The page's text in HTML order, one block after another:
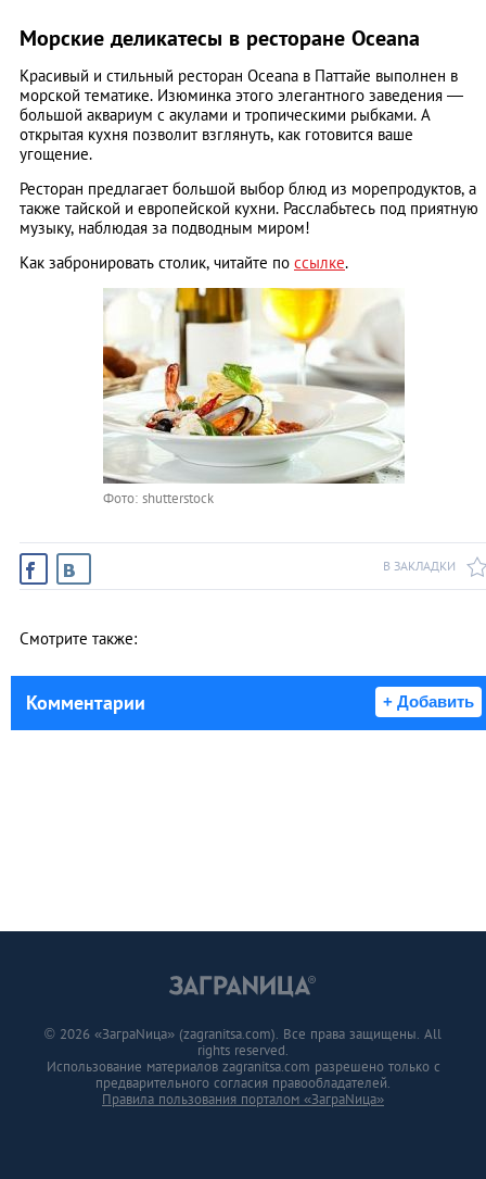
Морские деликатесы в ресторане Oceana
Красивый и стильный ресторан Oceana в Паттайе выполнен в
морской тематике. Изюминка этого элегантного заведения ―
большой аквариум с акулами и тропическими рыбками. А
открытая кухня позволит взглянуть, как готовится ваше
угощение.
Ресторан предлагает большой выбор блюд из морепродуктов, а
также тайской и европейской кухни. Расслабьтесь под приятную
музыку, наблюдая за подводным миром!
Как забронировать столик, читайте по ссылке.
Фото: shutterstock
В ЗАКЛАДКИ
Смотрите также:
Комментарии + Добавить
© 2026 «ЗаграNица» (zagranitsa.com). Все права защищены. All
rights reserved.
Использование материалов zagranitsa.com разрешено только с
предварительного согласия правообладателей.
Правила пользования порталом «ЗаграNица»